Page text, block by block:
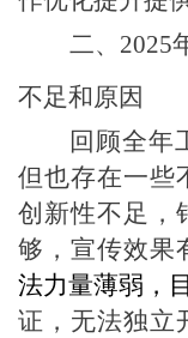
二、 2025
不足和原因
回顾全年
但也存在一些
创新性不足，
够，宣传效果
法力量薄弱，
证，无法独立